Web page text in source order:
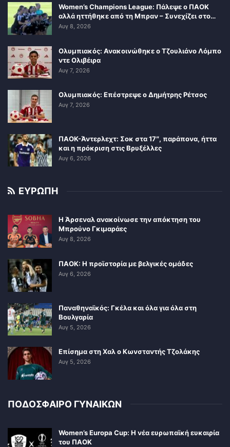
Women’s Champions League: Πάλεψε ο ΠΑΟΚ
αλλά ηττήθηκε από τη Μπραν – Συνεχίζει στο…
Αυγ 8, 2026
Ολυμπιακός: Ανακοινώθηκε ο Τζουλιάνο Λόμπο
ντε Ολιβέιρα
Αυγ 7, 2026
Ολυμπιακός: Επέστρεψε ο Δημήτρης Ρέτσος
Αυγ 7, 2026
ΠΑΟΚ-Άντερλεχτ: Σοκ στα 17″, παράπονα, ήττα
και η πρόκριση στις Βρυξέλλες
Αυγ 6, 2026
ΕΥΡΩΠΗ
Η Άρσεναλ ανακοίνωσε την απόκτηση του
Μπρούνο Γκιμαράες
Αυγ 8, 2026
ΠΑΟΚ: Η προϊστορία με βελγικές ομάδες
Αυγ 6, 2026
Παναθηναϊκός: Γκέλα και όλα για όλα στη
Βουλγαρία
Αυγ 5, 2026
Επίσημα στη Χαλ ο Κωνσταντής Τζολάκης
Αυγ 5, 2026
ΠΟΔΟΣΦΑΙΡΟ ΓΥΝΑΙΚΩΝ
Women’s Europa Cup: Η νέα ευρωπαϊκή ευκαιρία
του ΠΑΟΚ